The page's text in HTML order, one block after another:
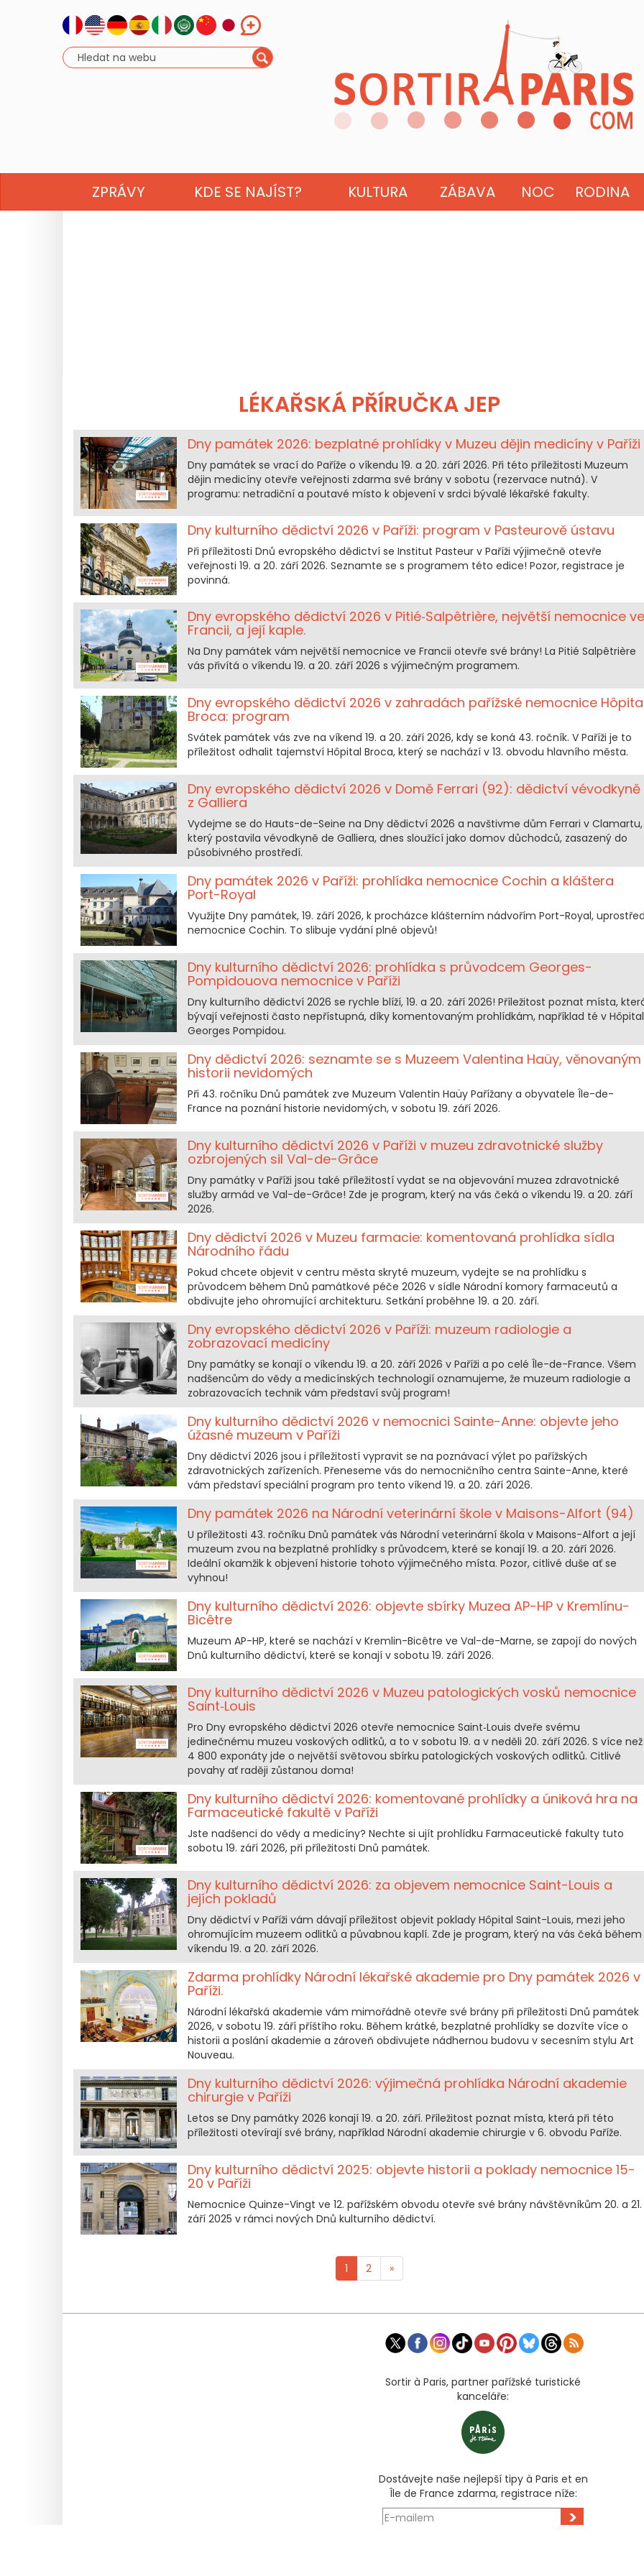
ZPRÁVY KDE SE NAJÍST? KULTURA ZÁBAVA NOC RODINA
LÉKAŘSKÁ PŘÍRUČKA JEP
Dny památek 2026: bezplatné prohlídky v Muzeu dějin medicíny v Paříži
Dny památek se vrací do Paříže o víkendu 19. a 20. září 2026. Při této příležitosti Muzeum
dějin medicíny otevře veřejnosti zdarma své brány v sobotu (rezervace nutná). V
programu: netradiční a poutavé místo k objevení v srdci bývalé lékařské fakulty.
Dny kulturního dědictví 2026 v Paříži: program v Pasteurově ústavu
Při příležitosti Dnů evropského dědictví se Institut Pasteur v Paříži výjimečně otevře
veřejnosti 19. a 20. září 2026. Seznamte se s programem této edice! Pozor, registrace je
povinná.
Dny evropského dědictví 2026 v Pitié‑Salpêtrière, největší nemocnice ve
Francii, a její kaple.
Na Dny památek vám největší nemocnice ve Francii otevře své brány! La Pitié Salpêtrière
vás přivítá o víkendu 19. a 20. září 2026 s výjimečným programem.
Dny evropského dědictví 2026 v zahradách pařížské nemocnice
Broca: program
Svátek památek vás zve na víkend 19. a 20. září 2026, kdy se koná 43. ročník. V Paříži je to
příležitost odhalit tajemství Hôpital Broca, který se nachází v 13. obvodu hlavního města.
Dny evropského dědictví 2026 v Domě Ferrari (92): dědictví vévodkyně
z Galliera
Vydejme se do Hauts-de-Seine na Dny dědictví 2026 a navštivme dům Ferrari v Clamartu,
který postavila vévodkyně de Galliera, dnes sloužící jako domov důchodců, zasazený do
působivného prostředí.
Dny památek 2026 v Paříži: prohlídka nemocnice Cochin a kláštera
Port-Royal
Využijte Dny památek, 19. září 2026, k procházce klášterním nádvořím Port-Royal,
nemocnice Cochin. To slibuje vydání plné objevů!
Dny kulturního dědictví 2026: prohlídka s průvodcem Georges-
Pompidouova nemocnice v Paříži
Dny kulturního dědictví 2026 se rychle blíží, 19. a 20. září 2026! Příležitost poznat místa,
bývají veřejnosti často nepřístupná, díky komentovaným prohlídkám, například té v Hôpital
Georges Pompidou.
Dny dědictví 2026: seznamte se s Muzeem Valentina Haüy, věnovaným
historii nevidomých
Při 43. ročníku Dnů památek zve Muzeum Valentin Haüy Pařížany a obyvatele Île-de-
France na poznání historie nevidomých, v sobotu 19. září 2026.
Dny kulturního dědictví 2026 v Paříži v muzeu zdravotnické služby
ozbrojených sil Val-de-Grâce
Dny památky v Paříži jsou také příležitostí vydat se na objevování muzea zdravotnické
služby armád ve Val-de-Grâce! Zde je program, který na vás čeká o víkendu 19. a 20. září
2026.
Dny dědictví 2026 v Muzeu farmacie: komentovaná prohlídka sídla
Národního řádu
Pokud chcete objevit v centru města skryté muzeum, vydejte se na prohlídku s
průvodcem během Dnů památkové péče 2026 v sídle Národní komory farmaceutů a
obdivujte jeho ohromující architekturu. Setkání proběhne 19. a 20. září.
Dny evropského dědictví 2026 v Paříži: muzeum radiologie a
zobrazovací medicíny
Dny památky se konají o víkendu 19. a 20. září 2026 v Paříži a po celé Île-de-France. Všem
nadšencům do vědy a medicínských technologií oznamujeme, že muzeum radiologie a
zobrazovacích technik vám představí svůj program!
Dny kulturního dědictví 2026 v nemocnici Sainte-Anne: objevte jeho
úžasné muzeum v Paříži
Dny dědictví 2026 jsou i příležitostí vypravit se na poznávací výlet po pařížských
zdravotnických zařízeních. Přeneseme vás do nemocničního centra Sainte-Anne, které
vám představí speciální program pro tento víkend 19. a 20. září 2026.
Dny památek 2026 na Národní veterinární škole v Maisons-Alfort (94)
U příležitosti 43. ročníku Dnů památek vás Národní veterinární škola v Maisons-Alfort a její
muzeum zvou na bezplatné prohlídky s průvodcem, které se konají 19. a 20. září 2026.
Ideální okamžik k objevení historie tohoto výjimečného místa. Pozor, citlivé duše ať se
vyhnou!
Dny kulturního dědictví 2026: objevte sbírky Muzea AP-HP v Kremlínu-
Bicêtre
Muzeum AP-HP, které se nachází v Kremlin-Bicêtre ve Val-de-Marne, se zapojí do nových
Dnů kulturního dědictví, které se konají v sobotu 19. září 2026.
Dny kulturního dědictví 2026 v Muzeu patologických vosků nemocnice
Saint‑Louis
Pro Dny evropského dědictví 2026 otevře nemocnice Saint‑Louis dveře svému
jedinečnému muzeu voskových odlitků, a to v sobotu 19. a v neděli 20. září 2026. S více než
4 800 exponáty jde o největší světovou sbírku patologických voskových odlitků. Citlivé
povahy ať raději zůstanou doma!
Dny kulturního dědictví 2026: komentované prohlídky a úniková hra na
Farmaceutické fakultě v Paříži
Jste nadšenci do vědy a medicíny? Nechte si ujít prohlídku Farmaceutické fakulty tuto
sobotu 19. září 2026, při příležitosti Dnů památek.
Dny kulturního dědictví 2026: za objevem nemocnice Saint-Louis a
jejích pokladů
Dny dědictví v Paříži vám dávají příležitost objevit poklady Hôpital Saint-Louis, mezi jeho
ohromujícím muzeem odlitků a půvabnou kaplí. Zde je program, který na vás čeká během
víkendu 19. a 20. září 2026.
Zdarma prohlídky Národní lékařské akademie pro Dny památek 2026 v
Paříži.
Národní lékařská akademie vám mimořádně otevře své brány při příležitosti Dnů památek
2026, v sobotu 19. září příštího roku. Během krátké, bezplatné prohlídky se dozvíte více o
historii a poslání akademie a zároveň obdivujete nádhernou budovu v secesním stylu Art
Nouveau.
Dny kulturního dědictví 2026: výjimečná prohlídka Národní akademie
chirurgie v Paříži
Letos se Dny památky 2026 konají 19. a 20. září. Příležitost poznat místa, která při této
příležitosti otevírají své brány, například Národní akademie chirurgie v 6. obvodu Paříže.
Dny kulturního dědictví 2025: objevte historii a poklady nemocnice 15-
20 v Paříži
Nemocnice Quinze-Vingt ve 12. pařížském obvodu otevře své brány návštěvníkům 20. a 21.
září 2025 v rámci nových Dnů kulturního dědictví.
1 2 »
Sortir à Paris, partner pařížské turistické
kanceláře:
Dostávejte naše nejlepší tipy à Paris et en
Île de France zdarma, registrace níže:
>